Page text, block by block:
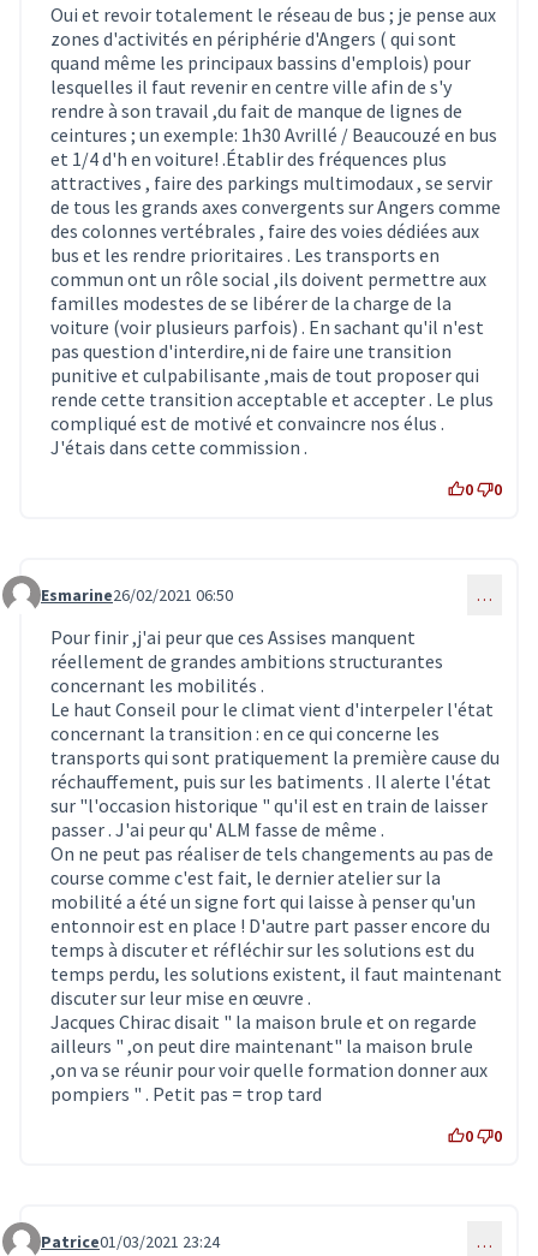
Oui et revoir totalement le réseau de bus ; je pense aux
zones d'activités en périphérie d'Angers ( qui sont
quand même les principaux bassins d'emplois) pour
lesquelles il faut revenir en centre ville afin de s'y
rendre à son travail ,du fait de manque de lignes de
ceintures ; un exemple: 1h30 Avrillé / Beaucouzé en bus
et 1/4 d'h en voiture! .Établir des fréquences plus
attractives , faire des parkings multimodaux , se servir
de tous les grands axes convergents sur Angers comme
des colonnes vertébrales , faire des voies dédiées aux
bus et les rendre prioritaires . Les transports en
commun ont un rôle social ,ils doivent permettre aux
familles modestes de se libérer de la charge de la
voiture (voir plusieurs parfois) . En sachant qu'il n'est
pas question d'interdire,ni de faire une transition
punitive et culpabilisante ,mais de tout proposer qui
rende cette transition acceptable et accepter . Le plus
compliqué est de motivé et convaincre nos élus .
J'étais dans cette commission .
0 0
Commentaire 2721
Esmarine26/02/2021 06:50 …
Pour finir ,j'ai peur que ces Assises manquent
réellement de grandes ambitions structurantes
concernant les mobilités .
Le haut Conseil pour le climat vient d'interpeler l'état
concernant la transition : en ce qui concerne les
transports qui sont pratiquement la première cause du
réchauffement, puis sur les batiments . Il alerte l'état
sur "l'occasion historique " qu'il est en train de laisser
passer . J'ai peur qu' ALM fasse de même .
On ne peut pas réaliser de tels changements au pas de
course comme c'est fait, le dernier atelier sur la
mobilité a été un signe fort qui laisse à penser qu'un
entonnoir est en place ! D'autre part passer encore du
temps à discuter et réfléchir sur les solutions est du
temps perdu, les solutions existent, il faut maintenant
discuter sur leur mise en œuvre .
Jacques Chirac disait " la maison brule et on regarde
ailleurs " ,on peut dire maintenant" la maison brule
,on va se réunir pour voir quelle formation donner aux
pompiers " . Petit pas = trop tard
0 0
Patrice01/03/2021 23:24 …